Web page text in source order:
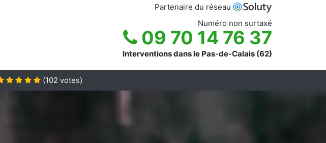
Partenaire du réseau
Numéro non surtaxé
09 70 14 76 37
Interventions dans le Pas-de-Calais (62)
(102 votes)